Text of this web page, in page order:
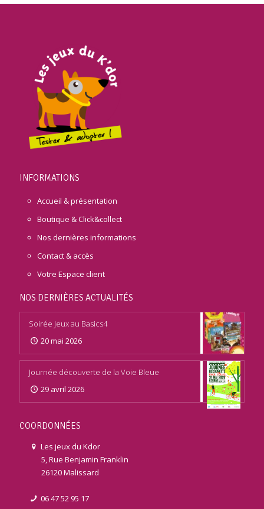
INFORMATIONS
Accueil & présentation
Boutique & Click&collect
Nos dernières informations
Contact & accès
Votre Espace client
NOS DERNIÈRES ACTUALITÉS
Soirée Jeux au Basics4
20 mai 2026
Journée découverte de la Voie Bleue
29 avril 2026
COORDONNÉES
Les jeux du Kdor
5, Rue Benjamin Franklin
26120 Malissard
06 47 52 95 17